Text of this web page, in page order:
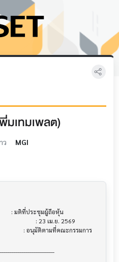
มเทมเพลต)
ว MGI